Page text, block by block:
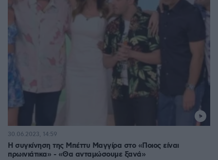
Η συγκίνηση της Μπέττυ Μαγγίρα στο «Ποιος είναι
πρωινιάτικα» - «Θα ανταμώσουμε ξανά»
30.06.2023, 14:59